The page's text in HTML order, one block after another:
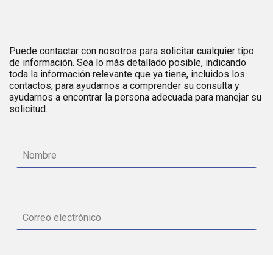
Puede contactar con nosotros para solicitar cualquier tipo
de información. Sea lo más detallado posible, indicando
toda la información relevante que ya tiene, incluidos los
contactos, para ayudarnos a comprender su consulta y
ayudarnos a encontrar la persona adecuada para manejar su
solicitud.